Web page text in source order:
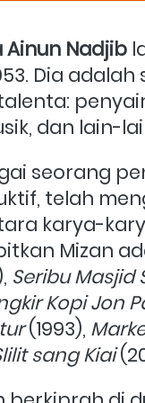
Ainun Nadjib
Dia
dan lain-
seorang
telah
karya-
Mizan
Seribu
Kopi Jon
(1993),
sang Kiai